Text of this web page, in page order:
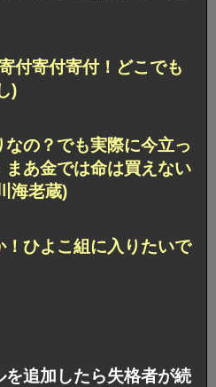
付寄付寄付！どこでも
)
の？でも実際に今立っ
あ金では命は買えない
海老蔵)
ひよこ組に入りたいで
追加したら失格者が続